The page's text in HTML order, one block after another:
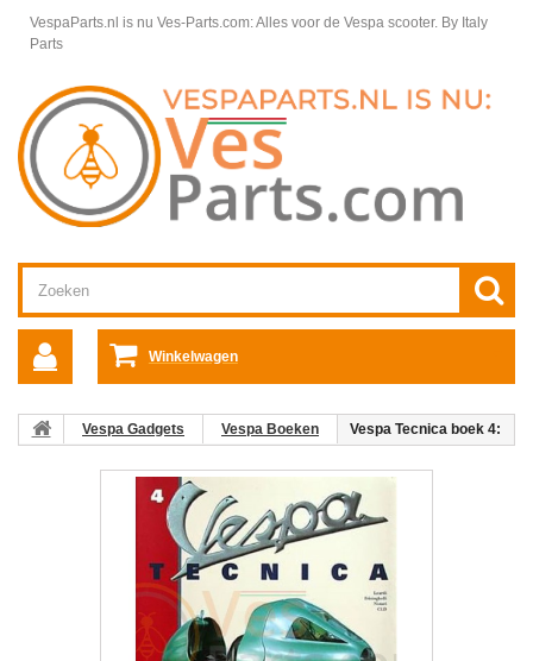
VespaParts.nl is nu Ves-Parts.com: Alles voor de Vespa scooter. By Italy
Parts
Winkelwagen
Vespa Gadgets Vespa Boeken
Vespa Tecnica boek 4: